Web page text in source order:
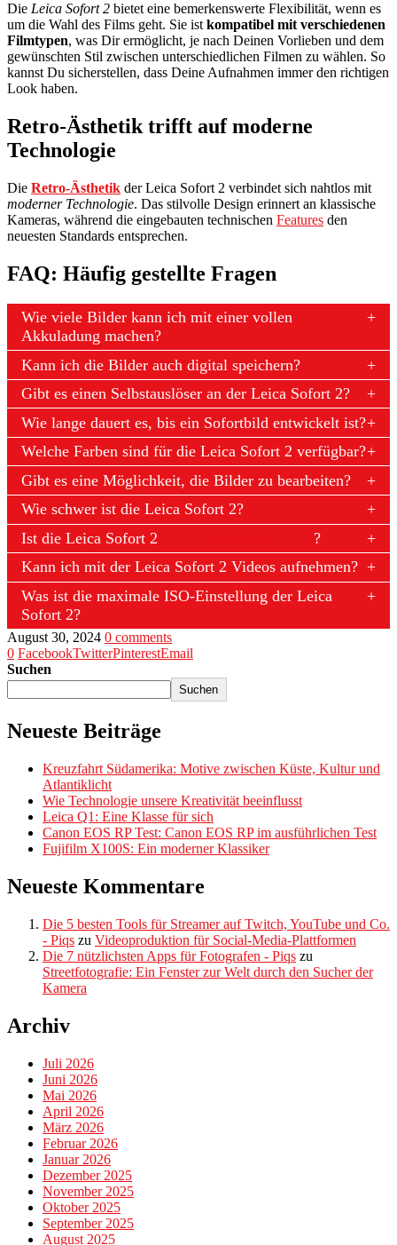
Die Leica Sofort 2 bietet eine bemerkenswerte Flexibilität, wenn es
um die Wahl des Films geht. Sie ist kompatibel mit verschiedenen
Filmtypen, was Dir ermöglicht, je nach Deinen Vorlieben und dem
gewünschten Stil zwischen unterschiedlichen Filmen zu wählen. So
kannst Du sicherstellen, dass Deine Aufnahmen immer den richtigen
Look haben.
Retro-Ästhetik trifft auf moderne
Technologie
Die Retro-Ästhetik der Leica Sofort 2 verbindet sich nahtlos mit
moderner Technologie. Das stilvolle Design erinnert an klassische
Kameras, während die eingebauten technischen Features den
neuesten Standards entsprechen.
FAQ: Häufig gestellte Fragen
Wie viele Bilder kann ich mit einer vollen
Akkuladung machen?
Kann ich die Bilder auch digital speichern?
Gibt es einen Selbstauslöser an der Leica Sofort 2?
Wie lange dauert es, bis ein Sofortbild entwickelt ist?
Welche Farben sind für die Leica Sofort 2 verfügbar?
Gibt es eine Möglichkeit, die Bilder zu bearbeiten?
Wie schwer ist die Leica Sofort 2?
Ist die Leica Sofort 2
?
Kann ich mit der Leica Sofort 2 Videos aufnehmen?
Was ist die maximale ISO-Einstellung der Leica
Sofort 2?
August 30, 2024 0 comments
0 FacebookTwitterPinterestEmail
Suchen
Suchen
Neueste Beiträge
Kreuzfahrt Südamerika: Motive zwischen Küste, Kultur und
Atlantiklicht
Wie Technologie unsere Kreativität beeinflusst
Leica Q1: Eine Klasse für sich
Canon EOS RP Test: Canon EOS RP im ausführlichen Test
Fujifilm X100S: Ein moderner Klassiker
Neueste Kommentare
Die 5 besten Tools für Streamer auf Twitch, YouTube und Co.
- Piqs zu Videoproduktion für Social-Media-Plattformen
Die 7 nützlichsten Apps für Fotografen - Piqs zu
Streetfotografie: Ein Fenster zur Welt durch den Sucher der
Kamera
Archiv
Juli 2026
Juni 2026
Mai 2026
April 2026
März 2026
Februar 2026
Januar 2026
Dezember 2025
November 2025
Oktober 2025
September 2025
August 2025